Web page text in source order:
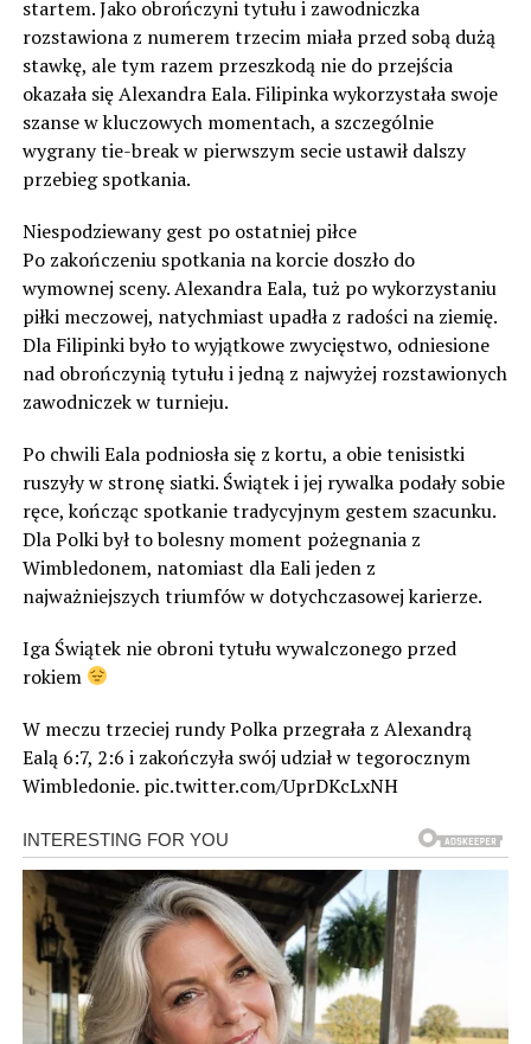
startem. Jako obrończyni tytułu i zawodniczka
rozstawiona z numerem trzecim miała przed sobą dużą
stawkę, ale tym razem przeszkodą nie do przejścia
okazała się Alexandra Eala. Filipinka wykorzystała swoje
szanse w kluczowych momentach, a szczególnie
wygrany tie-break w pierwszym secie ustawił dalszy
przebieg spotkania.
Niespodziewany gest po ostatniej piłce
Po zakończeniu spotkania na korcie doszło do
wymownej sceny. Alexandra Eala, tuż po wykorzystaniu
piłki meczowej, natychmiast upadła z radości na ziemię.
Dla Filipinki było to wyjątkowe zwycięstwo, odniesione
nad obrończynią tytułu i jedną z najwyżej rozstawionych
zawodniczek w turnieju.
Po chwili Eala podniosła się z kortu, a obie tenisistki
ruszyły w stronę siatki. Świątek i jej rywalka podały sobie
ręce, kończąc spotkanie tradycyjnym gestem szacunku.
Dla Polki był to bolesny moment pożegnania z
Wimbledonem, natomiast dla Eali jeden z
najważniejszych triumfów w dotychczasowej karierze.
Iga Świątek nie obroni tytułu wywalczonego przed
rokiem
W meczu trzeciej rundy Polka przegrała z Alexandrą
Ealą 6:7, 2:6 i zakończyła swój udział w tegorocznym
Wimbledonie. pic.twitter.com/UprDKcLxNH